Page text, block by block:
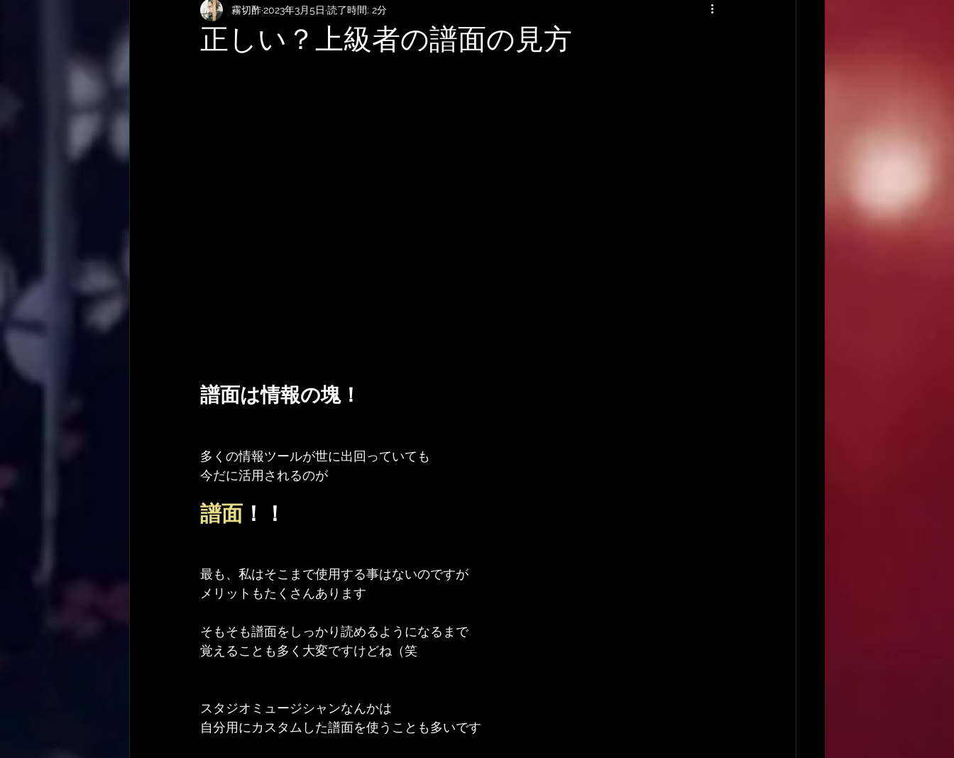
KEMPERおすすめRig・使い方 SubmitHub アーティストの逸話
正しい？上級者の譜面の見方
霧切酢2023年3月5日 読了時間: 2分
譜面は情報の塊！
多くの情報ツールが世に出回っていても
今だに活用されるのが
譜面 ！！
最も、私はそこまで使用する事はないのですが
メリットもたくさんあります
そもそも譜面をしっかり読めるようになるまで
覚えることも多く大変ですけどね（笑
スタジオミュージシャンなんかは
自分用にカスタムした譜面を使うことも多いです